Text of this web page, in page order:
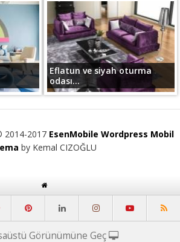
Eflatun ve siyah oturma
odası...
2014-2017 EsenMobile Wordpress Mobil
by Kemal CIZOĞLU
Görünümüne Geç